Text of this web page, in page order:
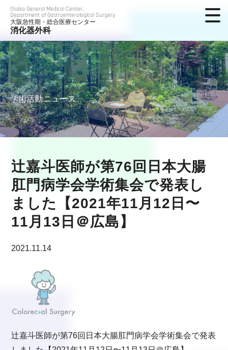
Osaka General Medical Center,
Department of Gastroenterological Surgery
大阪急性期・総合医療センター
消化器外科
学術活動ニュース
辻嘉斗医師が第76回日本大腸
肛門病学会学術集会で発表し
ました【2021年11月12日〜
11月13日＠広島】
2021.11.14
辻嘉斗医師が第76回日本大腸肛門病学会学術集会で発表